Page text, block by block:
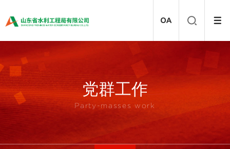
党群工作
Party-masses work